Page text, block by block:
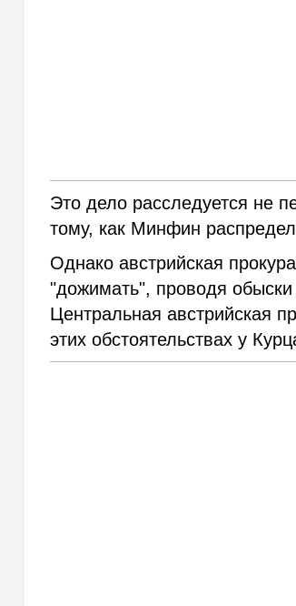
Это дело расследуется не
тому, как Минфин
Однако австрийская
"дожимать", проводя
Центральная австрийская
этих обстоятельствах у